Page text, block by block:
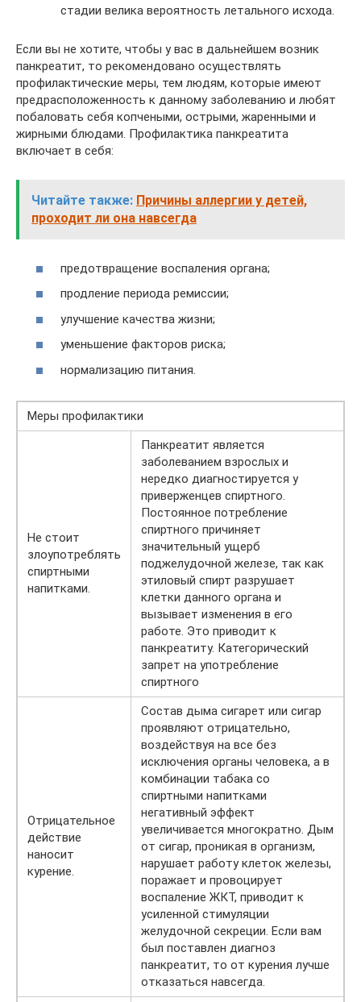
стадии велика вероятность летального исхода.
Если вы не хотите, чтобы у вас в дальнейшем возник
панкреатит, то рекомендовано осуществлять
профилактические меры, тем людям, которые имеют
предрасположенность к данному заболеванию и любят
побаловать себя копчеными, острыми, жаренными и
жирными блюдами. Профилактика панкреатита
включает в себя:
Читайте также: Причины аллергии у детей,
проходит ли она навсегда
предотвращение воспаления органа;
продление периода ремиссии;
улучшение качества жизни;
уменьшение факторов риска;
нормализацию питания.
Меры профилактики
Не стоит
злоупотреблять
спиртными
напитками.
Панкреатит является
заболеванием взрослых и
нередко диагностируется у
приверженцев спиртного.
Постоянное потребление
спиртного причиняет
значительный ущерб
поджелудочной железе, так как
этиловый спирт разрушает
клетки данного органа и
вызывает изменения в его
работе. Это приводит к
панкреатиту. Категорический
запрет на употребление
спиртного
Отрицательное
действие
наносит
курение.
Состав дыма сигарет или сигар
проявляют отрицательно,
воздействуя на все без
исключения органы человека, а в
комбинации табака со
спиртными напитками
негативный эффект
увеличивается многократно. Дым
от сигар, проникая в организм,
нарушает работу клеток железы,
поражает и провоцирует
воспаление ЖКТ, приводит к
усиленной стимуляции
желудочной секреции. Если вам
был поставлен диагноз
панкреатит, то от курения лучше
отказаться навсегда.